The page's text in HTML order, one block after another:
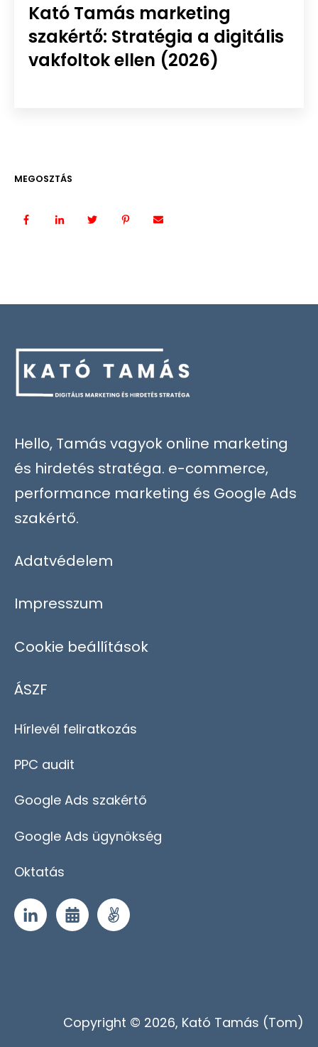
Kató Tamás marketing
szakértő: Stratégia a digitális
vakfoltok ellen (2026)
MEGOSZTÁS
Hello, Tamás vagyok online marketing
és hirdetés stratéga. e-commerce,
performance marketing és Google Ads
szakértő.
Adatvédelem
Impresszum
Cookie beállítások
ÁSZF
Hírlevél feliratkozás
PPC audit
Google Ads szakértő
Google Ads ügynökség
Oktatás
Copyright © 2026, Kató Tamás (Tom)